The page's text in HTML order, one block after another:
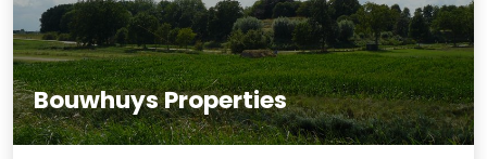
Bouwhuys Properties